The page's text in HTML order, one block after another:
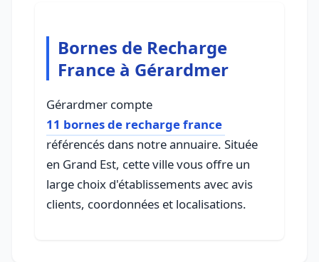
Bornes de Recharge
France à Gérardmer
Gérardmer compte
11 bornes de recharge france
référencés dans notre annuaire. Située
en Grand Est, cette ville vous offre un
large choix d'établissements avec avis
clients, coordonnées et localisations.